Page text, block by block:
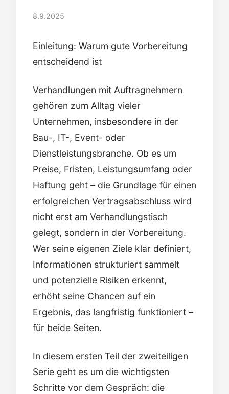
8.9.2025
Einleitung: Warum gute Vorbereitung
entscheidend ist
Verhandlungen mit Auftragnehmern
gehören zum Alltag vieler
Unternehmen, insbesondere in der
Bau-, IT-, Event- oder
Dienstleistungsbranche. Ob es um
Preise, Fristen, Leistungsumfang oder
Haftung geht – die Grundlage für einen
erfolgreichen Vertragsabschluss wird
nicht erst am Verhandlungstisch
gelegt, sondern in der Vorbereitung.
Wer seine eigenen Ziele klar definiert,
Informationen strukturiert sammelt
und potenzielle Risiken erkennt,
erhöht seine Chancen auf ein
Ergebnis, das langfristig funktioniert –
für beide Seiten.
In diesem ersten Teil der zweiteiligen
Serie geht es um die wichtigsten
Schritte vor dem Gespräch: die